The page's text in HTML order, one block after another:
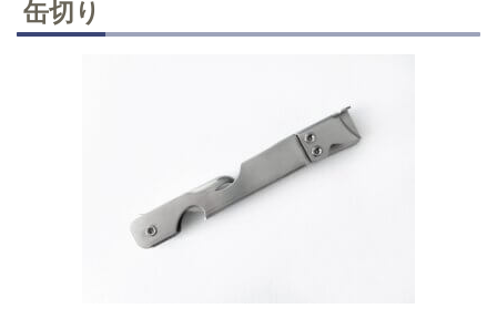
缶切り